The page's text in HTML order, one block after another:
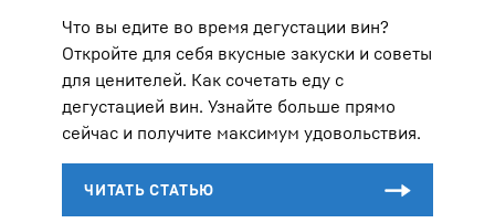
Что вы едите во время дегустации вин?
Откройте для себя вкусные закуски и советы
для ценителей. Как сочетать еду с
дегустацией вин. Узнайте больше прямо
сейчас и получите максимум удовольствия.